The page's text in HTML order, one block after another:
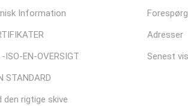
Information
-ISO-EN-OVERSIGT
STANDARD
den rigtige skive
Adresser
Senest